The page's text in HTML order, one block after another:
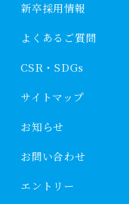
新卒採用情報
よくあるご質問
CSR・SDGs
サイトマップ
お知らせ
お問い合わせ
エントリー